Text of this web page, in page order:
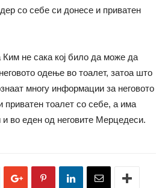
со себе си донесе и приватен
Ким не сака кој било да може да
одење во тоалет, затоа што
многу информации за неговото
приватен тоалет со себе, а има
и во еден од неговите Мерцедеси.